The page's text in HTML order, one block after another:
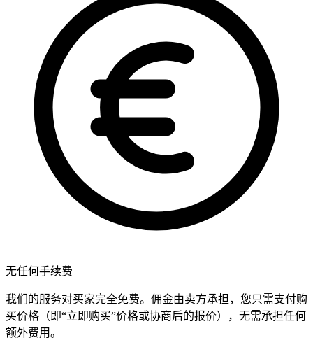
无任何手续费
我们的服务对买家完全免费。佣金由卖方承担，您只需支付购
买价格（即“立即购买”价格或协商后的报价），无需承担任何
额外费用。